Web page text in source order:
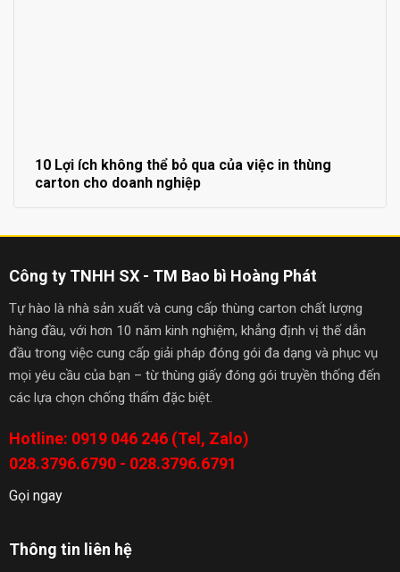
10 Lợi ích không thể bỏ qua của việc in thùng
carton cho doanh nghiệp
Công ty TNHH SX - TM Bao bì Hoàng Phát
Tự hào là nhà sản xuất và cung cấp thùng carton chất lượng
hàng đầu, với hơn 10 năm kinh nghiệm, khẳng định vị thế dẫn
đầu trong việc cung cấp giải pháp đóng gói đa dạng và phục vụ
mọi yêu cầu của bạn – từ thùng giấy đóng gói truyền thống đến
các lựa chọn chống thấm đặc biệt.
Hotline: 0919 046 246 (Tel, Zalo)
028.3796.6790 - 028.3796.6791
Gọi ngay
Thông tin liên hệ